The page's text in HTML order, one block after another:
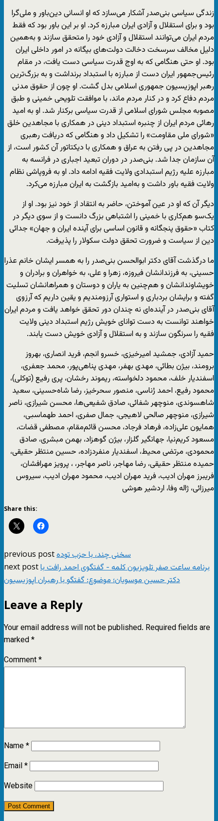
زندگی سیاسی بنی‌صدر آشکار می‌سازد که او انسانی دین‌باور و ‌ملی‌گرا
بود و برای استقلال و آزادی ایران مبارزه کرد. او بر این باور بود که فقط
مردم ایران می‌توانند استقلال و آزادی خود را متحقق سازند و به‌همین
دلیل مخالف سرسخت دخالت دولت‌های بیگانه در امور داخلی ایران
بود. او حتی هنگامی که به اوج قدرت سیاسی دست یافت، در مقام
رئیس‌جمهور ایران دست از مبارزه با استبداد برنداشت و به بزرگ‌ترین
رهبر اپوزیسیون جمهوری اسلامی بدل گشت. او چون از حقوق مدنی
مردم دفاع کرد و در کنار مردم ماند، با موافقت تلویحی خمینی و طبق
مصوبه مجلس شورای اسلامی از قدرت سیاسی برکنار شد. او به امید
رهائی مردم ایران از چنبره استبداد دینی در همکاری با مجاهدین خلق
«شورای ملی مقاومت» را تشکیل داد و هنگامی که دریافت رهبری
مجاهدین در پی رفتن به عراق و همکاری با دیکتاتور آن کشور است، از
آن سازمان جدا شد. بنی‌صدر در دوران تبعید اجباری در فرانسه به
مبارزه علیه رژیم استبدادی ولایت فقیه ادامه داد. او به فروپاشی نظام
ولایت فقیه باور داشت و به‌امید بازگشت به ایران مبارزه می‌کرد.
دیگر آن که او در عین آموختن، حاضر به انتقاد از خود نیز بود. او از
یک‌سو هم‌کاری با خمینی را اشتباهی بزرگ دانست و از سوی دیگر در
کتاب «حقوق پنجگانه و قانون اساسی برای آینده ایران و جهان» جدائی
دین از سیاست و ضرورت تحقق دولت سکولار را پذیرفت.
ما درگذشت آقای دکتر ابوالحسن بنی‌صدر را به همسر ایشان خانم عذرا
حسینی، به فرزندانشان فیروزه، زهرا و علی، به خواهران و برادران و
خویشاوندانشان و هم‌چنین به یاران و دوستان و همراهانشان تسلیت
گفته و برایشان بردباری و استواری آرزومندیم و یقین داریم که آرزوی
آقای بنی‌صدر در آینده‌ای نه چندان دور تحقق خواهد یافت و مردم ایران
خواهند توانست به دست توانای خویش رژیم استبداد دینی ولایت
فقیه را سرنگون سازند و به استقلال و آزادی خویش دست یابند.
حمید آزادی، جمشید امیرخیزی، خسرو انجم، فرید انصاری، بهروز
برومند، بیژن بطائی، مهدی بهفر، مهدی پناهی‌پور، محمد جعفری،
اسفندیار خلف، محمود دلخواسته، ریموند رخشان، پری رفیع (توکلی)،
محمود رفیع، احمد رُناسی، منصور سحرخیز، رضا شاه‌حسینی، سعید
شاهسوندی، منوچهر شفائی، صادق شفیعی‌ها، محسن شیرازی، ناصر
شیرازی، منوچهر صالحی لاهیجی، جمال صفری، احمد طهماسبی،
همایون علی‌زاده، فرهاد فرجاد، محسن قائم‌مقام، مصطفی قضات،
مسعود کریم‌نیا، جهانگیر گلزار، بیژن گو‌هزاد، بهمن مبشری، صادق
محمودی، مرتضی محیط، اسفندیار منفردزاده، حسین منتظر حقیقی،
حمیده منتظر حقیقی، رضا مهاجر، ناصر مهاجر، ، پرویز مهرافشان،
فریبرز مهران ادیب، فرید مهران ادیب، محمود مهران ادیب، سیروس
میرزائی، ژاله وفا، اردشیر هوشی
Share this:
previous postسخنی چند، با حزب توده
next postبرنامه ساعت صفر تلویزیون کلمه - گفتگوی احمد رافت با
دکتر حسین موسویان؛ موضوع: گفتگو با رهبران اپوزیسیون
Leave a Reply
Your email address will not be published. Required fields are
marked*
Comment*
Name*
Email*
Website